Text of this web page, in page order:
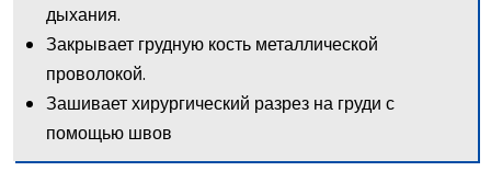
дыхания.
Закрывает грудную кость металлической
проволокой.
Зашивает хирургический разрез на груди с
помощью швов